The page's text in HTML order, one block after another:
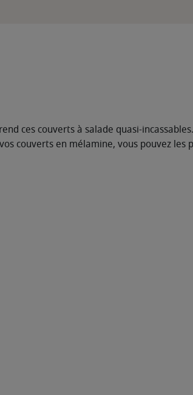
ces couverts à salade quasi-
couverts en mélamine, vous pouvez les